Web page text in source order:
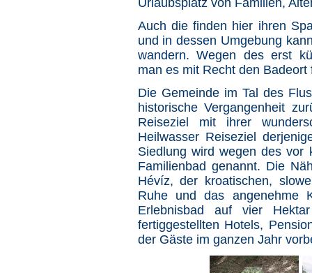
Urlaubsplatz von Familien,
Auch die finden hier ihren
und in dessen Umgebung
wandern. Wegen des erst
man es mit Recht den Badeort
Die Gemeinde im Tal des
historische Vergangenheit
Reiseziel mit ihrer
Heilwasser Reiseziel
Siedlung wird wegen des vor
Familienbad genannt. Die
Hévíz, der kroatischen,
Ruhe und das angenehme
Erlebnisbad auf vier
fertiggestellten Hotels,
der Gäste im ganzen Jahr